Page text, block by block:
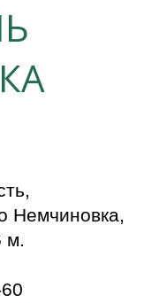
Немчиновка,
м.